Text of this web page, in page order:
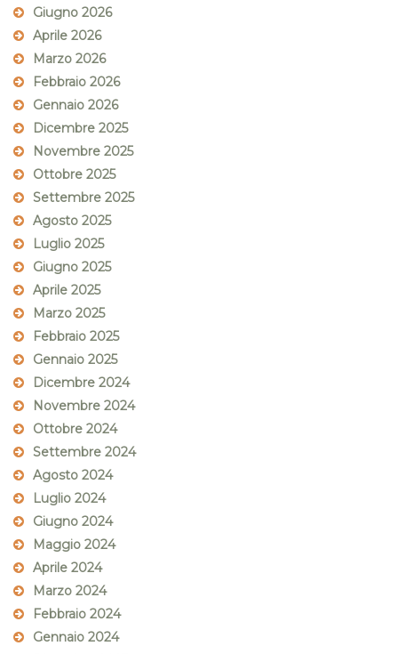
Giugno 2026
Aprile 2026
Marzo 2026
Febbraio 2026
Gennaio 2026
Dicembre 2025
Novembre 2025
Ottobre 2025
Settembre 2025
Agosto 2025
Luglio 2025
Giugno 2025
Aprile 2025
Marzo 2025
Febbraio 2025
Gennaio 2025
Dicembre 2024
Novembre 2024
Ottobre 2024
Settembre 2024
Agosto 2024
Luglio 2024
Giugno 2024
Maggio 2024
Aprile 2024
Marzo 2024
Febbraio 2024
Gennaio 2024